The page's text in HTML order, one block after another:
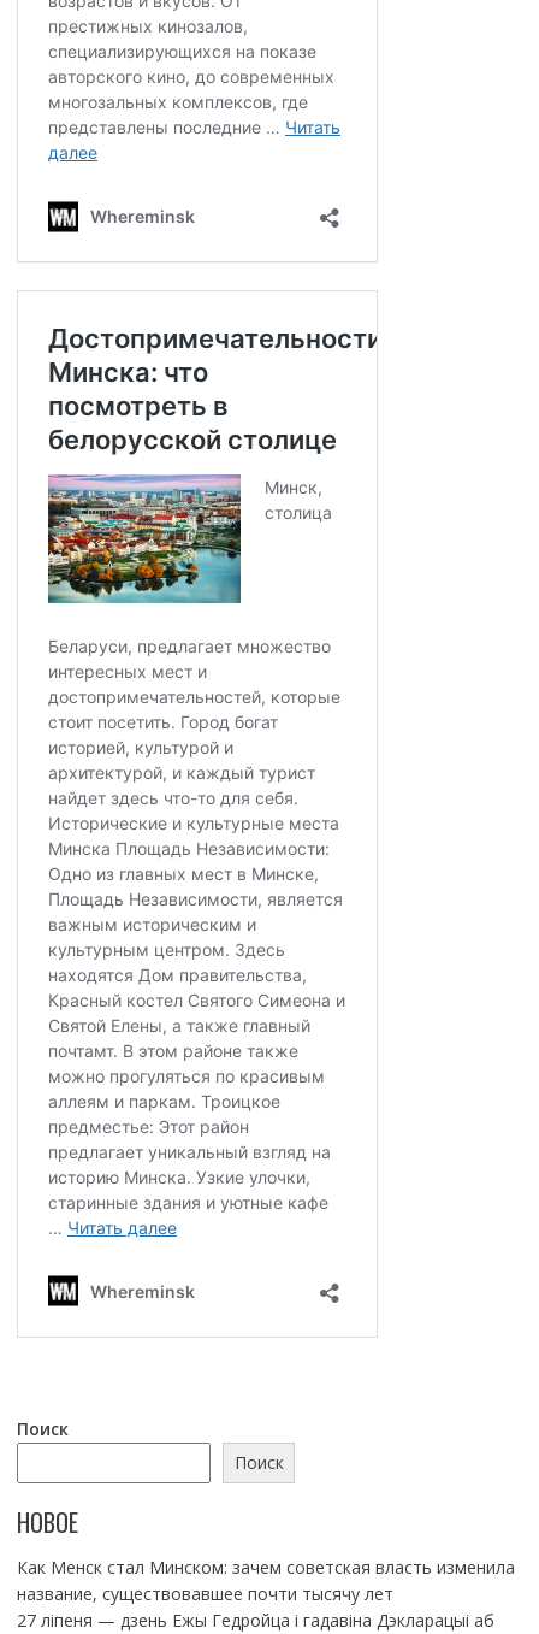
Поиск
Поиск
НОВОЕ
Как Менск стал Минском: зачем советская власть изменила
название, существовавшее почти тысячу лет
27 ліпеня — дзень Ежы Гедройца і гадавіна Дэкларацыі аб